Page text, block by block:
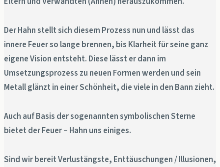
Der Hahn stellt sich diesem Prozess nun und lässt das
innere Feuer so lange brennen, bis Klarheit für seine ganz
eigene Vision entsteht. Diese lässt er dann im
Umsetzungsprozess zu neuen Formen werden und sein
Metall glänzt in einer Schönheit, die viele in den Bann zieht.
Auch auf Basis der sogenannten symbolischen Sterne
bietet der Feuer – Hahn uns einiges.
Sind wir bereit Verlustängste, Enttäuschungen / Illusionen,